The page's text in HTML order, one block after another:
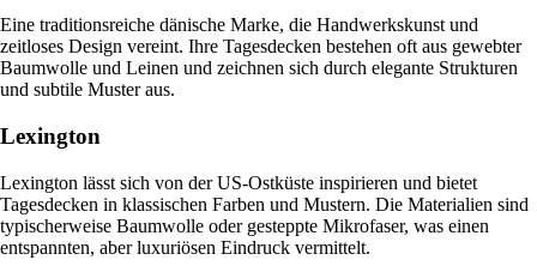
Eine traditionsreiche dänische Marke, die Handwerkskunst und
zeitloses Design vereint. Ihre Tagesdecken bestehen oft aus gewebter
Baumwolle und Leinen und zeichnen sich durch elegante Strukturen
und subtile Muster aus.
Lexington
Lexington lässt sich von der US-Ostküste inspirieren und bietet
Tagesdecken in klassischen Farben und Mustern. Die Materialien sind
typischerweise Baumwolle oder gesteppte Mikrofaser, was einen
entspannten, aber luxuriösen Eindruck vermittelt.